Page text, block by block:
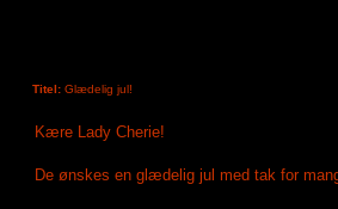
Titel: Glædelig jul!
Kære Lady Cherie!
De ønskes en glædelig jul med tak for